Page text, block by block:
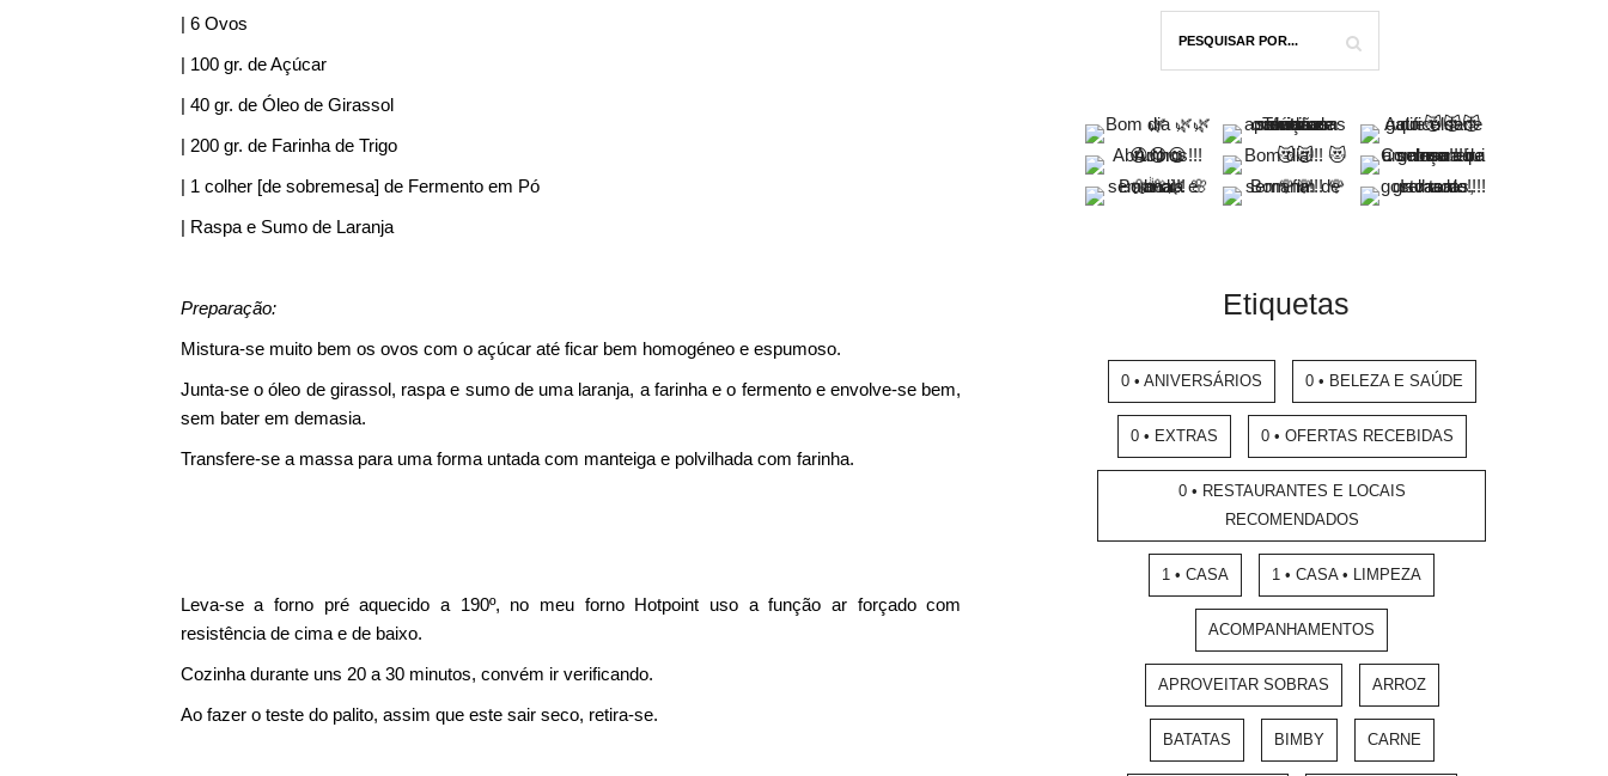
| 6 Ovos
| 100 gr. de Açúcar
| 40 gr. de Óleo de Girassol
| 200 gr. de Farinha de Trigo
| 1 colher [de sobremesa] de Fermento em Pó
| Raspa e Sumo de Laranja
Preparação:
Mistura-se muito bem os ovos com o açúcar até ficar bem homogéneo e espumoso.
Junta-se o óleo de girassol, raspa e sumo de uma laranja, a farinha e o fermento e envolve-se bem,
sem bater em demasia.
Transfere-se a massa para uma forma untada com manteiga e polvilhada com farinha.
Leva-se a forno pré aquecido a 190º, no meu forno Hotpoint uso a função ar forçado com
resistência de cima e de baixo.
Cozinha durante uns 20 a 30 minutos, convém ir verificando.
Ao fazer o teste do palito, assim que este sair seco, retira-se.
Etiquetas
0 • ANIVERSÁRIOS 0 • BELEZA E SAÚDE
0 • EXTRAS 0 • OFERTAS RECEBIDAS
0 • RESTAURANTES E LOCAIS
RECOMENDADOS
1 • CASA 1 • CASA • LIMPEZA
ACOMPANHAMENTOS
APROVEITAR SOBRAS ARROZ
BATATAS BIMBY CARNE